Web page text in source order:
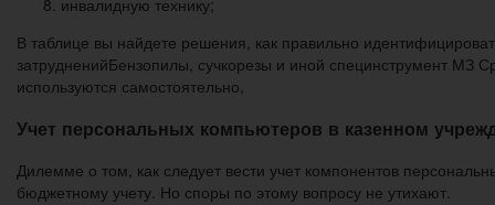
инвалидную технику;
В таблице вы найдете решения, как правильно
затрудненийБензопилы, сучкорезы и иной специнструмент
используются самостоятельно,
Учет персональных компьютеров в казенном
Дилемме о том, как следует вести учет компонентов
бюджетному учету. Но споры по этому вопросу не утихают.